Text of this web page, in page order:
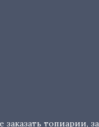
топиарии,